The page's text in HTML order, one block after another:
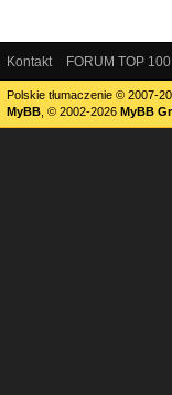
Kontakt FORUM TOP 100
Polskie tłumaczenie © 2007-
MyBB , © 2002-2026 MyBB